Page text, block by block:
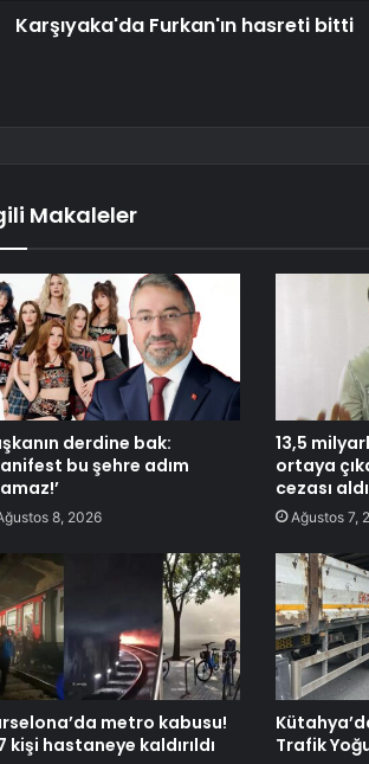
Karşıyaka'da Furkan'ın hasreti bitti
Makaleler
derdine bak:
bu şehre adım
8, 2026
13,5
ortaya
cezası aldı
Ağustos 7,
metro kabusu!
kişi hastaneye kaldırıldı
Trafik